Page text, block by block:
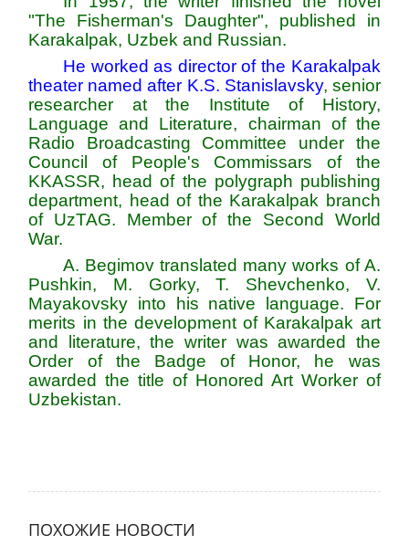
"The Fisherman's Daughter", published in
Karakalpak, Uzbek and Russian.
He worked as director of the Karakalpak
theater named after K.S. Stanislavsky, senior
researcher at the Institute of History,
Language and Literature, chairman of the
Radio Broadcasting Committee under the
Council of People's Commissars of the
KKASSR, head of the polygraph publishing
department, head of the Karakalpak branch
of UzTAG. Member of the Second World
War.
A. Begimov translated many works of A.
Pushkin, M. Gorky, T. Shevchenko, V.
Mayakovsky into his native language. For
merits in the development of Karakalpak art
and literature, the writer was awarded the
Order of the Badge of Honor, he was
awarded the title of Honored Art Worker of
Uzbekistan.
ПОХОЖИЕ НОВОСТИ